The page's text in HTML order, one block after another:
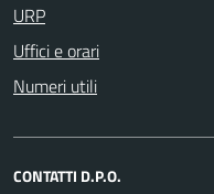
URP
Uffici e orari
Numeri utili
CONTATTI D.P.O.